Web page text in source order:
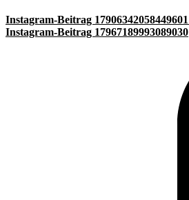
Instagram-Beitrag 17906342058449601
Instagram-Beitrag 17967189993089030